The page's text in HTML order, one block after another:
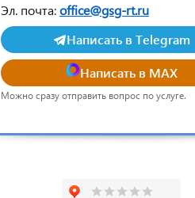
Эл. почта:office@gsg-rt.ru
Написать в Telegram
Написать в MAX
Можно сразу отправить вопрос по услуге.